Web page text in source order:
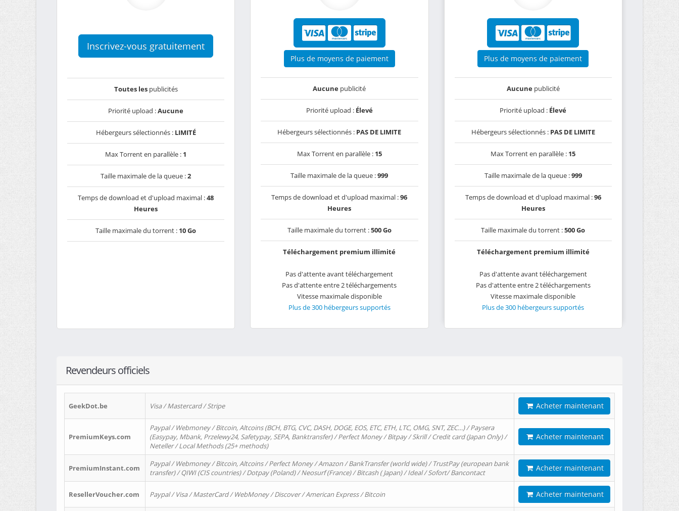
Inscrivez-vous gratuitement
Toutes lespublicités
Priorité upload :Aucune
Hébergeurs sélectionnés : LIMITÉ
Max Torrent en parallèle : 1
Taille maximale de la queue :2
Temps de download et d'upload maximal :48
Heures
Taille maximale du torrent : 10 Go
Plus de moyens de paiement
Aucune publicité
Priorité upload : Élevé
Hébergeurs sélectionnés : PAS DE LIMITE
Max Torrent en parallèle : 15
Taille maximale de la queue :999
Temps de download et d'upload maximal :96
Heures
Taille maximale du torrent :500 Go
Téléchargement premium illimité
Pas d'attente avant téléchargement
Pas d'attente entre 2 téléchargements
Vitesse maximale disponible
Plus de 300 hébergeurs supportés
Plus de moyens de paiement
Aucunepublicité
Priorité upload : Élevé
Hébergeurs sélectionnés : PAS DE LIMITE
Max Torrent en parallèle : 15
Taille maximale de la queue :999
Temps de download et d'upload maximal :96
Heures
Taille maximale du torrent :500 Go
Téléchargement premium illimité
Pas d'attente avant téléchargement
Pas d'attente entre 2 téléchargements
Vitesse maximale disponible
Plus de 300 hébergeurs supportés
Revendeurs officiels
GeekDot.be Visa / Mastercard / Stripe Acheter maintenant
PremiumKeys.com
Paypal / Webmoney / Bitcoin, Altcoins (BCH, BTG, CVC, DASH, DOGE, EOS, ETC, ETH, LTC, OMG, SNT, ZEC…) / Paysera
(Easypay, Mbank, Przelewy24, Safetypay, SEPA, Banktransfer) / Perfect Money / Bitpay / Skrill / Credit card (Japan Only) /
Neteller / Local Methods (25+ methods)
Acheter maintenant
PremiumInstant.com
Paypal / Webmoney / Bitcoin, Altcoins / Perfect Money / Amazon / BankTransfer (world wide) / TrustPay (european bank
transfer) / QIWI (CIS countries) / Dotpay (Poland) / Neosurf (France) / Bitcash ( Japan) / Ideal / Sofort/ Bancontact
Acheter maintenant
ResellerVoucher.com Paypal / Visa / MasterCard / WebMoney / Discover / American Express / Bitcoin Acheter maintenant